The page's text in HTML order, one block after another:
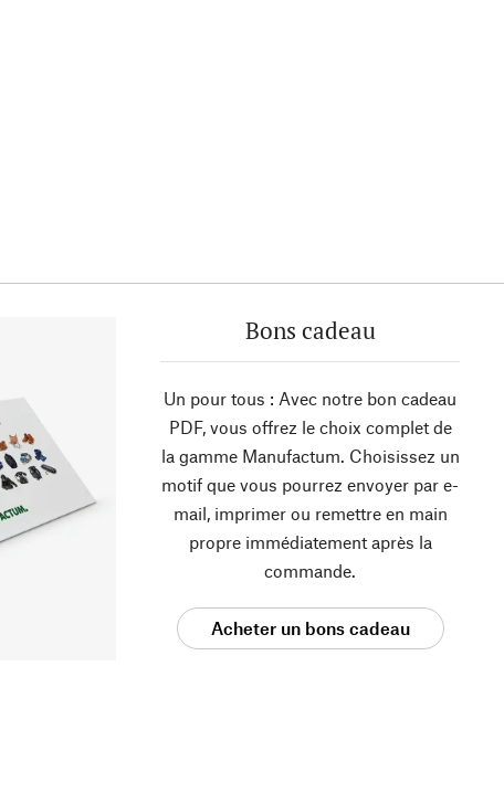
Bons cadeau
Un pour tous : Avec notre bon cadeau
PDF, vous offrez le choix complet de
la gamme Manufactum. Choisissez un
motif que vous pourrez envoyer par e-
mail, imprimer ou remettre en main
propre immédiatement après la
commande.
Acheter un bons cadeau